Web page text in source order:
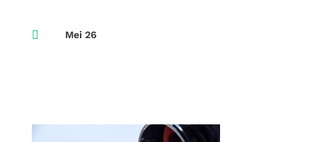
 Mei 26